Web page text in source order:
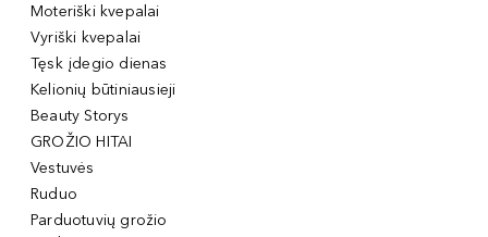
Moteriški kvepalai
Vyriški kvepalai
Tęsk įdegio dienas
Kelionių būtiniausieji
Beauty Storys
GROŽIO HITAI
Vestuvės
Ruduo
Parduotuvių grožio